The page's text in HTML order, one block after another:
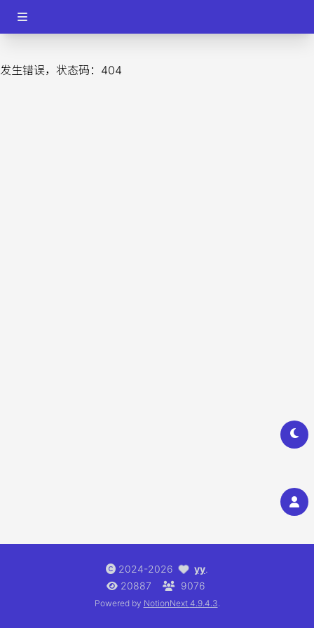
发生错误，状态码： 404
2024-2026 yy.
20887
9076
Powered by NotionNext 4.9.4.3.